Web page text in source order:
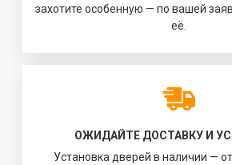
захотите особенную — по вашей
её.
ОЖИДАЙТЕ ДОСТАВКУ И
Установка дверей в наличии —